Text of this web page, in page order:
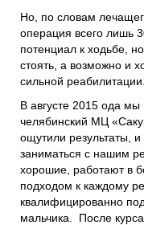
Но, по словам
операция всего лишь
потенциал к ходьбе,
стоять, а возможно и
сильной реабилитации.
В августе 2015 ода
челябинский МЦ
ощутили результаты,
заниматься с нашим
хорошие, работают в
подходом к каждому
квалифицированно
мальчика. После